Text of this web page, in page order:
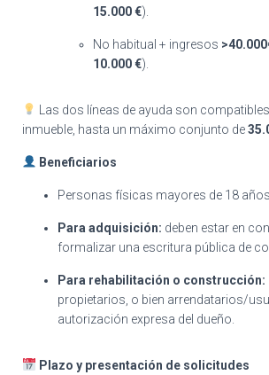
15.000 €)
No habitual + ingresos >
10.000 €)
Las dos líneas de ayuda son
inmueble, hasta un máximo conjunto de
Beneficiarios
Personas físicas mayores de 18 años
Para adquisición: deben estar en
formalizar una escritura pública de
Para rehabilitación o construcción:
propietarios, o bien arrendatarios/
autorización expresa del dueño
Plazo y presentación de solicitudes